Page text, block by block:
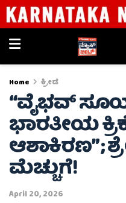
Home ಕ್ರೀಡೆ
“ವೈಭವ್
ಭಾರತೀಯ
ಆಶಾಕಿರಣ”
ಮೆಚ್ಚುಗೆ!
April 20, 2026